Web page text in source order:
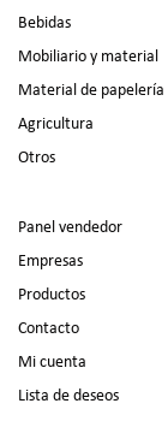
Bebidas
Mobiliario y material
Material de papelería
Agricultura
Otros
Panel vendedor
Empresas
Productos
Contacto
Mi cuenta
Lista de deseos